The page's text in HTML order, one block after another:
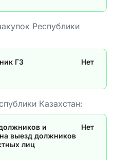
Республики
ГЗ Нет
Казахстан:
и
выезд должников
лиц
Нет